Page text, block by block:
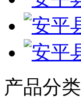
产品分类